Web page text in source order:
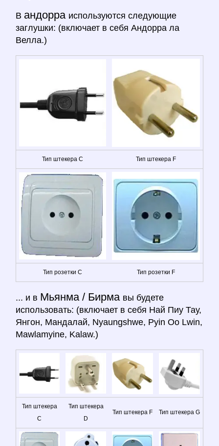
В андорра используются следующие
заглушки: (включает в себя Андорра ла
Велла.)
Тип штекера C Тип штекера F
Тип розетки C Тип розетки F
... и в Мьянма / Бирма вы будете
использовать: (включает в себя Най Пиу Тау,
Янгон, Мандалай, Nyaungshwe, Pyin Oo Lwin,
Mawlamyine, Kalaw.)
Тип штекера
C
Тип штекера
D
Тип штекера F Тип штекера G